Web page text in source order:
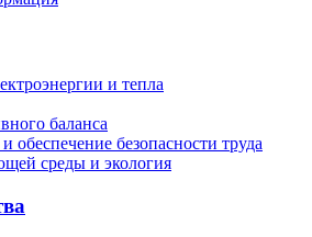
и тепла
баланса
обеспечение безопасности труда
среды и экология